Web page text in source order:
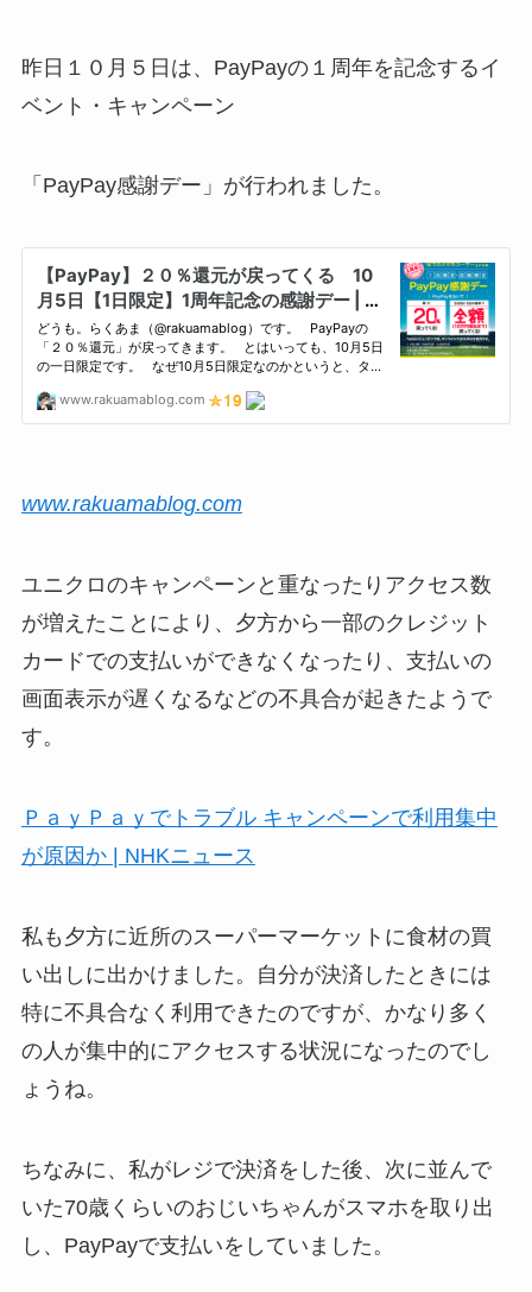
昨日１０月５日は、PayPayの１周年を記念するイ
ベント・キャンペーン
「PayPay感謝デー」が行われました。
www.rakuamablog.com
ユニクロのキャンペーンと重なったりアクセス数
が増えたことにより、夕方から一部のクレジット
カードでの支払いができなくなったり、支払いの
画面表示が遅くなるなどの不具合が起きたようで
す。
ＰａｙＰａｙでトラブル キャンペーンで利用集中
が原因か | NHKニュース
私も夕方に近所のスーパーマーケットに食材の買
い出しに出かけました。自分が決済したときには
特に不具合なく利用できたのですが、かなり多く
の人が集中的にアクセスする状況になったのでし
ょうね。
ちなみに、私がレジで決済をした後、次に並んで
いた70歳くらいのおじいちゃんがスマホを取り出
し、PayPayで支払いをしていました。